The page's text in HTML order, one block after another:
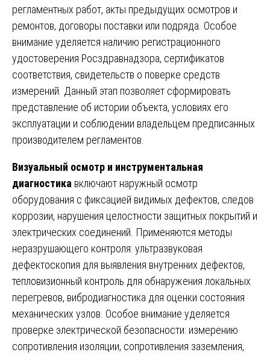
регламентных работ, акты предыдущих осмотров и
ремонтов, договоры поставки или подряда. Особое
внимание уделяется наличию регистрационного
удостоверения Росздравнадзора, сертификатов
соответствия, свидетельств о поверке средств
измерений. Данный этап позволяет сформировать
представление об истории объекта, условиях его
эксплуатации и соблюдении владельцем предписанных
производителем регламентов.
Визуальный осмотр и инструментальная
диагностика включают наружный осмотр
оборудования с фиксацией видимых дефектов, следов
коррозии, нарушения целостности защитных покрытий и
электрических соединений. Применяются методы
неразрушающего контроля: ультразвуковая
дефектоскопия для выявления внутренних дефектов,
тепловизионный контроль для обнаружения локальных
перегревов, вибродиагностика для оценки состояния
механических узлов. Особое внимание уделяется
проверке электрической безопасности: измерению
сопротивления изоляции, сопротивления заземления,